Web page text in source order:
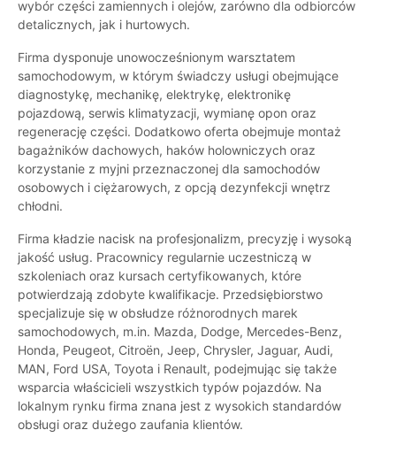
wybór części zamiennych i olejów, zarówno dla odbiorców
detalicznych, jak i hurtowych.
Firma dysponuje unowocześnionym warsztatem
samochodowym, w którym świadczy usługi obejmujące
diagnostykę, mechanikę, elektrykę, elektronikę
pojazdową, serwis klimatyzacji, wymianę opon oraz
regenerację części. Dodatkowo oferta obejmuje montaż
bagażników dachowych, haków holowniczych oraz
korzystanie z myjni przeznaczonej dla samochodów
osobowych i ciężarowych, z opcją dezynfekcji wnętrz
chłodni.
Firma kładzie nacisk na profesjonalizm, precyzję i wysoką
jakość usług. Pracownicy regularnie uczestniczą w
szkoleniach oraz kursach certyfikowanych, które
potwierdzają zdobyte kwalifikacje. Przedsiębiorstwo
specjalizuje się w obsłudze różnorodnych marek
samochodowych, m.in. Mazda, Dodge, Mercedes-Benz,
Honda, Peugeot, Citroën, Jeep, Chrysler, Jaguar, Audi,
MAN, Ford USA, Toyota i Renault, podejmując się także
wsparcia właścicieli wszystkich typów pojazdów. Na
lokalnym rynku firma znana jest z wysokich standardów
obsługi oraz dużego zaufania klientów.